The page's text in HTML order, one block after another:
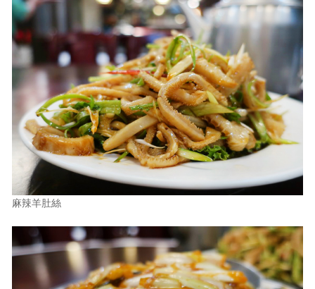
麻辣羊肚絲